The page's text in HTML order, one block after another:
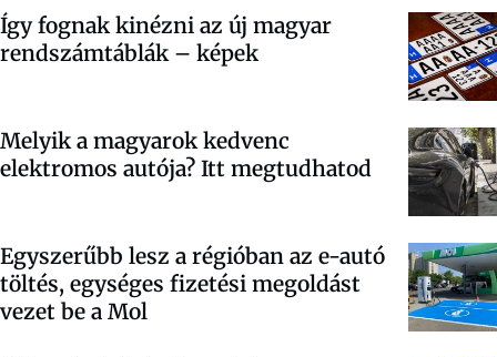
Így fognak kinézni az új magyar
rendszámtáblák – képek
Melyik a magyarok kedvenc
elektromos autója? Itt megtudhatod
Egyszerűbb lesz a régióban az e-autó
töltés, egységes fizetési megoldást
vezet be a Mol